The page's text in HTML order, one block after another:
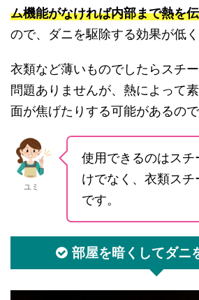
ム機能がなければ内部まで熱を
ので、ダニを駆除する効果が低く
衣類など薄いものでしたらスチ
問題ありませんが、熱によって
面が焦げたりする可能があるので
ユミ
使用できるのはス
けでなく、衣類スチ
です。
部屋を暗くしてダニ